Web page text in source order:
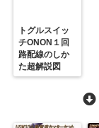
トグルスイッ
チONON１回
路配線のしか
た超解説図